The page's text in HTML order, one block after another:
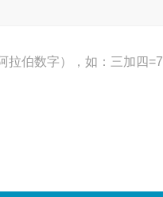
拉伯数字），如：三加四=7